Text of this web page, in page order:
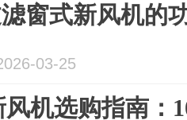
窗式新风机的
03-25
风机选购指南：